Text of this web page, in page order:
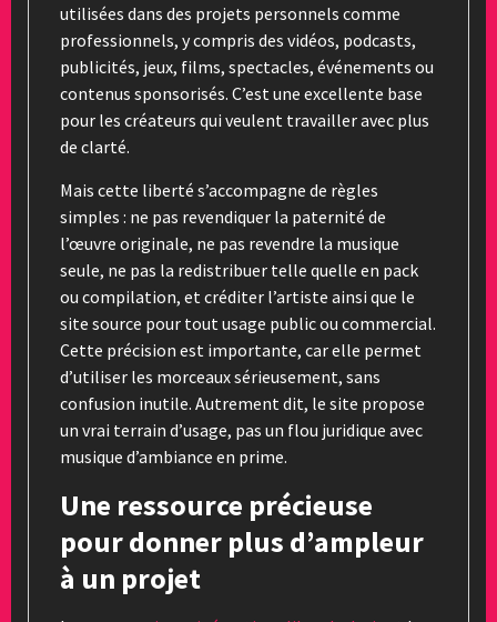
utilisées dans des projets personnels comme
professionnels, y compris des vidéos, podcasts,
publicités, jeux, films, spectacles, événements ou
contenus sponsorisés. C’est une excellente base
pour les créateurs qui veulent travailler avec plus
de clarté.
Mais cette liberté s’accompagne de règles
simples : ne pas revendiquer la paternité de
l’œuvre originale, ne pas revendre la musique
seule, ne pas la redistribuer telle quelle en pack
ou compilation, et créditer l’artiste ainsi que le
site source pour tout usage public ou commercial.
Cette précision est importante, car elle permet
d’utiliser les morceaux sérieusement, sans
confusion inutile. Autrement dit, le site propose
un vrai terrain d’usage, pas un flou juridique avec
musique d’ambiance en prime.
Une ressource précieuse
pour donner plus d’ampleur
à un projet